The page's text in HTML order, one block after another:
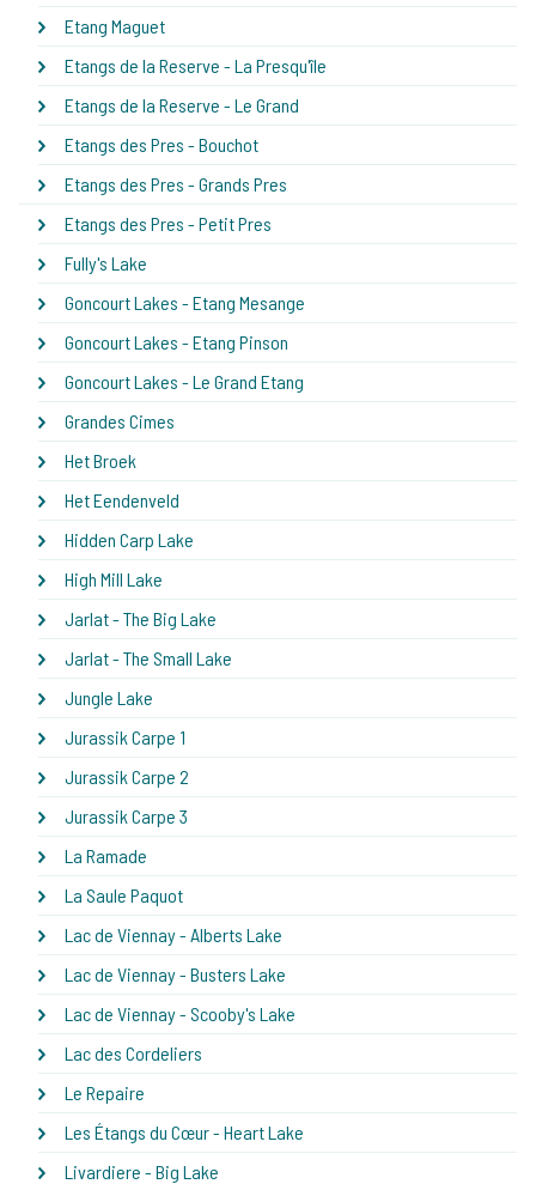
Etang Maguet
Etangs de la Reserve - La Presqu'île
Etangs de la Reserve - Le Grand
Etangs des Pres - Bouchot
Etangs des Pres - Grands Pres
Etangs des Pres - Petit Pres
Fully's Lake
Goncourt Lakes - Etang Mesange
Goncourt Lakes - Etang Pinson
Goncourt Lakes - Le Grand Etang
Grandes Cimes
Het Broek
Het Eendenveld
Hidden Carp Lake
High Mill Lake
Jarlat - The Big Lake
Jarlat - The Small Lake
Jungle Lake
Jurassik Carpe 1
Jurassik Carpe 2
Jurassik Carpe 3
La Ramade
La Saule Paquot
Lac de Viennay - Alberts Lake
Lac de Viennay - Busters Lake
Lac de Viennay - Scooby's Lake
Lac des Cordeliers
Le Repaire
Les Étangs du Cœur - Heart Lake
Livardiere - Big Lake